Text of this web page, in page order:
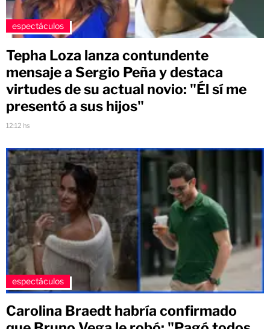
espectáculos
Tepha Loza lanza contundente
mensaje a Sergio Peña y destaca
virtudes de su actual novio: "Él sí me
presentó a sus hijos"
12:12 hs
espectáculos
Carolina Braedt habría confirmado